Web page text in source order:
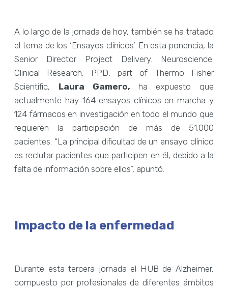
A lo largo de la jornada de hoy, también se ha tratado
el tema de los ‘Ensayos clínicos’. En esta ponencia, la
Senior Director Project Delivery. Neuroscience.
Clinical Research. PPD, part of Thermo Fisher
Scientific, Laura Gamero, ha expuesto que
actualmente hay 164 ensayos clínicos en marcha y
124 fármacos en investigación en todo el mundo que
requieren la participación de más de 51.000
pacientes. “La principal dificultad de un ensayo clínico
es reclutar pacientes que participen en él, debido a la
falta de información sobre ellos”, apuntó.
Impacto de la enfermedad
Durante esta tercera jornada el HUB de Alzheimer,
compuesto por profesionales de diferentes ámbitos